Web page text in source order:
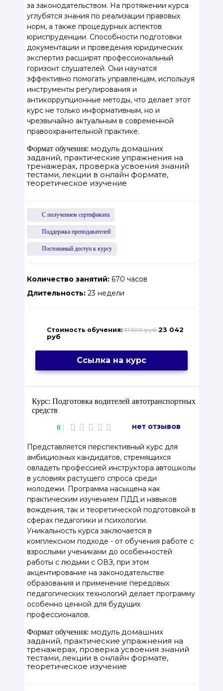
за законодательством. На протяжении курса
углубятся знания по реализации правовых
норм, а также процедурных аспектов
юриспруденции. Способности подготовки
документации и проведения юридических
экспертиз расширят профессиональный
горизонт слушателей. Они научатся
эффективно помогать управленцам, используя
инструменты регулирования и
антикоррупционные методы, что делает этот
курс не только информативным, но и
чрезвычайно актуальным в современной
правоохранительной практике.
Формат обучения: модуль домашних
заданий, практические упражнения на
тренажерах, проверка усвоения знаний
тестами, лекции в онлайн формате,
теоретическое изучение
С получением сертификата
Поддержка преподавателей
Постоянный доступ к курсу
Количество занятий:670 часов
Длительность:23 недели
Стоимость обучения: 31 500 руб23 042
руб
Ссылка на курс
Курс: Подготовка водителей автотранспортных
средств
0 нет отзывов
Представляется перспективный курс для
амбициозных кандидатов, стремящихся
овладеть профессией инструктора автошколы
в условиях растущего спроса среди
молодежи. Программа насыщена как
практическим изучением ПДД и навыков
вождения, так и теоретической подготовкой в
сферах педагогики и психологии.
Уникальность курса заключается в
комплексном подходе - от обучения работе с
взрослыми учениками до особенностей
работы с людьми с ОВЗ, при этом
акцентирование на законодательстве
образования и применение передовых
педагогических технологий делает программу
особенно ценной для будущих
профессионалов.
Формат обучения: модуль домашних
заданий, практические упражнения на
тренажерах, проверка усвоения знаний
тестами, лекции в онлайн формате,
теоретическое изучение